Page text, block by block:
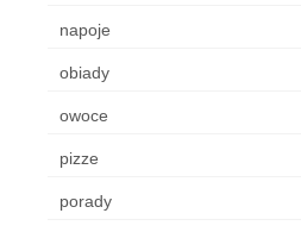
napoje
obiady
owoce
pizze
porady